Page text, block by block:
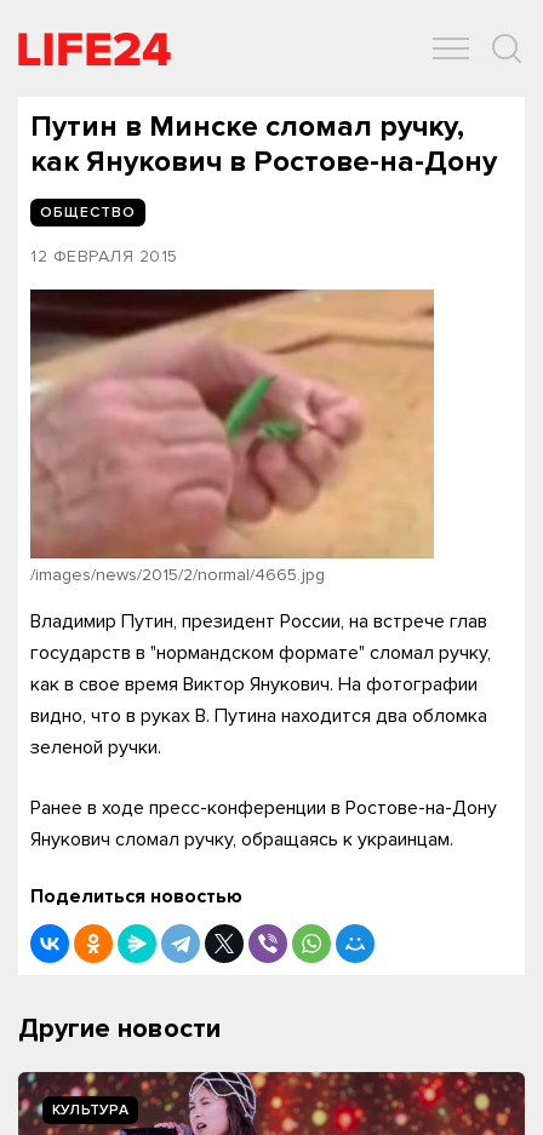
Путин в Минске сломал ручку,
как Янукович в Ростове-на-Дону
ОБЩЕСТВО
12 ФЕВРАЛЯ 2015
/images/news/2015/2/normal/4665.jpg
Владимир Путин, президент России, на встрече глав
государств в "нормандском формате" сломал ручку,
как в свое время Виктор Янукович. На фотографии
видно, что в руках В. Путина находится два обломка
зеленой ручки.
Ранее в ходе пресс-конференции в Ростове-на-Дону
Янукович сломал ручку, обращаясь к украинцам.
Поделиться новостью
Другие новости
КУЛЬТУРА